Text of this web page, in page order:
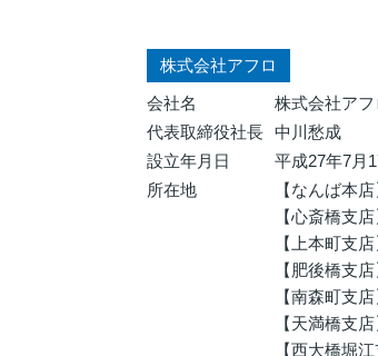
株式会社アフロ
会社名
株式会社アフ
代表取締役社長 中川愁成
設立年月日
平成27年7月
所在地
【なんば本
【心斎橋支
【上本町支
【肥後橋支
【南森町支
【天満橋支
【西大橋堀